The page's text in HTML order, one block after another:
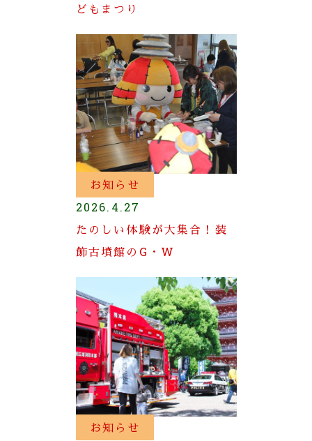
どもまつり
お知らせ
2026.4.27
たのしい体験が大集合！装
飾古墳館のG・W
お知らせ